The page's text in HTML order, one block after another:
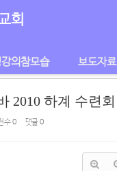
회
의참모습 보도자료
2010 하계 수련회
수0 댓글0